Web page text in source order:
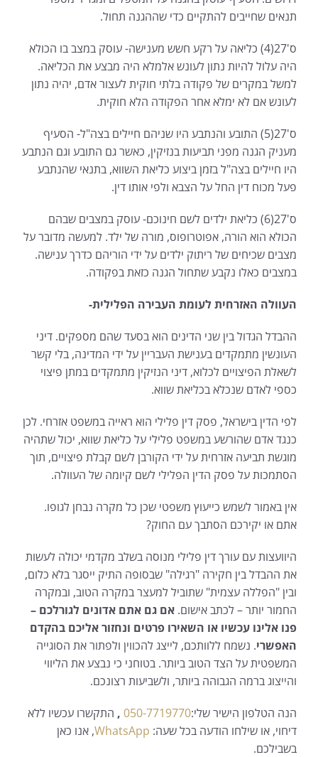
תנאים שחייבים להתקיים כדי שההגנה תחול.
ס'27(4) כליאה על רקע חשש מענישה- עוסק במצב בו הכולא
היה עלול להיות נתון לעונש אלמלא היה מבצע את הכליאה.
למשל במקרים של פקודה בלתי חוקית לעצור אדם, יהיה נתון
לעונש אם לא ימלא אחר הפקודה הלא חוקית.
ס'27(5) התובע והנתבע היו שניהם חיילים בצה"ל- הסעיף
מעניק הגנה מפני תביעות בנזיקין, כאשר גם התובע וגם הנתבע
היו חיילים בצה"ל בזמן ביצוע כליאת השווא, בתנאי שהנתבע
פעל מכוח דין החל על הצבא ולפי אותו דין.
ס'27(6) כליאת ילדים לשם חינוכם- עוסק במצבים שבהם
הכולא הוא הורה, אפוטרופוס, מורה של ילד. למעשה מדובר על
מצבים שכיחים של ריתוק ילדים על ידי הוריהם כדרך ענישה.
במצבים כאלו נקבע שתחול הגנה כזאת בפקודה.
העוולה האזרחית לעומת העבירה הפלילית-
ההבדל הגדול בין שני הדינים הוא בסעד שהם מספקים. דיני
העונשין מתמקדים בענישת העבריין על ידי המדינה, בלי קשר
לשאלת הפיצויים לכלוא, דיני הנזיקין מתמקדים במתן פיצוי
כספי לאדם שנכלא בכליאת שווא.
לפי הדין בישראל, פסק דין פלילי הוא ראייה במשפט אזרחי. לכן
כנגד אדם שהורשע במשפט פלילי על כליאת שווא, יכול שתהיה
מוגשת תביעה אזרחית על ידי הקורבן לשם קבלת פיצויים, תוך
הסתמכות על פסק הדין הפלילי לשם קיומה של העוולה.
אין באמור לשמש כייעוץ משפטי שכן כל מקרה נבחן לגופו.
אתם או יקירכם הסתבך עם החוק?
היוועצות עם עורך דין פלילי מנוסה בשלב מקדמי יכולה לעשות
את ההבדל בין חקירה "רגילה" שבסופה התיק ייסגר בלא כלום,
ובין "הפללה עצמית" שתוביל למעצר במקרה הטוב, ובמקרה
החמור יותר – לכתב אישום. אם גם אתם אדונים לגורלכם –
פנו אלינו עכשיו או השאירו פרטים ונחזור אליכם בהקדם
האפשרי. נשמח ללוותכם, לייצג להכווין ולפתור את הסוגייה
המשפטית על הצד הטוב ביותר. בטוחני כי נבצע את הליווי
והייצוג ברמה הגבוהה ביותר, ולשביעות רצונכם.
הנה הטלפון הישיר שלי:050-7719770
, התקשרו עכשיו ללא
דיחוי, או שילחו הודעה בכל שעה: WhatsApp, אנו כאן
בשבילכם.